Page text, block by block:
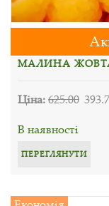
МАЛИНА
Ціна:625.00
В наявності
ПЕРЕГЛЯНУТИ